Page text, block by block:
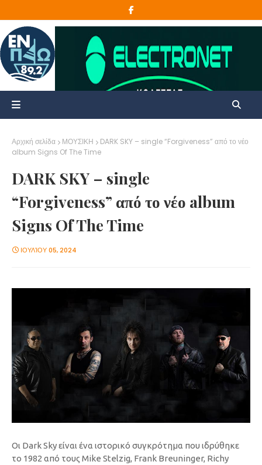
Αρχική σελίδα ΜΟΥΣΙΚΗ
DARK SKY – single “Forgiveness” από το νέο
album Signs Of The Time
DARK SKY – single
“Forgiveness” από το νέο album
Signs Of The Time
ΙΟΥΛΊΟΥ 05, 2024
Οι Dark Sky είναι ένα ιστορικό συγκρότημα που ιδρύθηκε
το 1982 από τους Mike Stelzig, Frank Breuninger, Richy